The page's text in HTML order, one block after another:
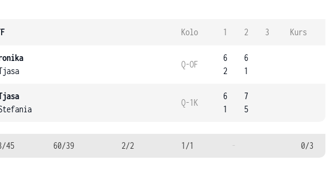
Kolo 1 2 3 Kurs
Q-OF
6
2
6
1
Q-1K
6
1
7
5
45 60/39 2/2 1/1 - 0/3